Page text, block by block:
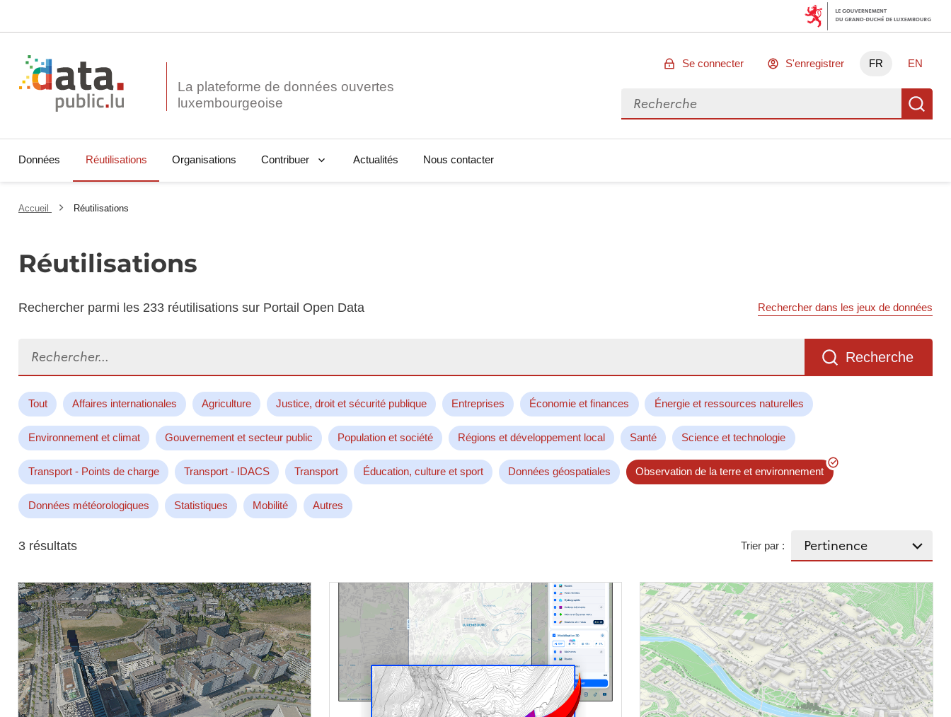
La plateforme de données ouvertes
Se connecter S'enregistrer FR EN
Rechercher des données
Données Réutilisations Organisations Contribuer Actualités Nous contacter
Accueil Réutilisations
Réutilisations
Rechercher parmi les 233 réutilisations sur Portail Open Data Rechercher dans les jeux de données
Recherche
Tout Affaires internationales Agriculture Justice, droit et sécurité publique Entreprises Économie et finances Énergie et ressources naturelles
Environnement et climat Gouvernement et secteur public Population et société Régions et développement local Santé Science et technologie
Transport - Points de charge Transport - IDACS Transport Éducation, culture et sport Données géospatiales Observation de la terre et environnement
Données météorologiques Statistiques Mobilité Autres
3 résultats Trier par :